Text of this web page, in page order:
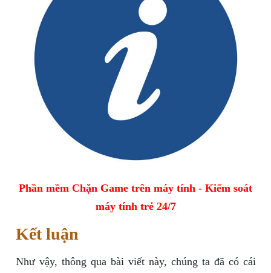
Phần mềm Chặn Game trên máy tính - Kiểm soát
máy tính trẻ 24/7
Kết luận
Như vậy, thông qua bài viết này, chúng ta đã có cái